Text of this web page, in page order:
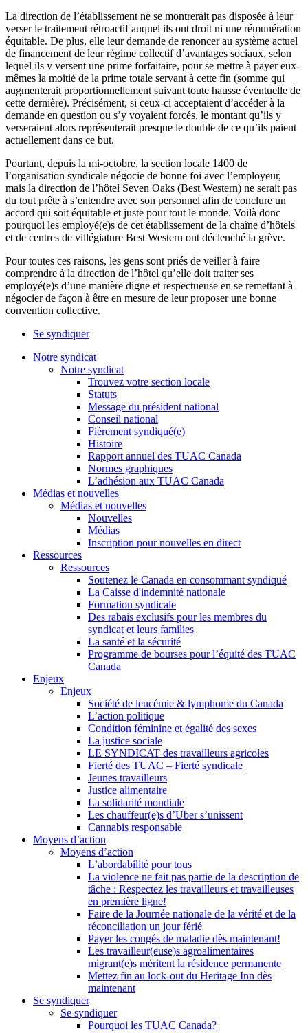
La direction de l’établissement ne se montrerait pas disposée à leur
verser le traitement rétroactif auquel ils ont droit ni une rémunération
équitable. De plus, elle leur demande de renoncer au système actuel
de financement de leur régime collectif d’avantages sociaux, selon
lequel ils y versent une prime forfaitaire, pour se mettre à payer eux-
mêmes la moitié de la prime totale servant à cette fin (somme qui
augmenterait proportionnellement suivant toute hausse éventuelle de
cette dernière). Précisément, si ceux-ci acceptaient d’accéder à la
demande en question ou s’y voyaient forcés, le montant qu’ils y
verseraient alors représenterait presque le double de ce qu’ils paient
actuellement dans ce but.
Pourtant, depuis la mi-octobre, la section locale 1400 de
l’organisation syndicale négocie de bonne foi avec l’employeur,
mais la direction de l’hôtel Seven Oaks (Best Western) ne serait pas
du tout prête à s’entendre avec son personnel afin de conclure un
accord qui soit équitable et juste pour tout le monde. Voilà donc
pourquoi les employé(e)s de cet établissement de la chaîne d’hôtels
et de centres de villégiature Best Western ont déclenché la grève.
Pour toutes ces raisons, les gens sont priés de veiller à faire
comprendre à la direction de l’hôtel qu’elle doit traiter ses
employé(e)s d’une manière digne et respectueuse en se remettant à
négocier de façon à être en mesure de leur proposer une bonne
convention collective.
Se syndiquer
Notre syndicat
Notre syndicat
Trouvez votre section locale
Statuts
Message du président national
Conseil national
Fièrement syndiqué(e)
Histoire
Rapport annuel des TUAC Canada
Normes graphiques
L’adhésion aux TUAC Canada
Médias et nouvelles
Médias et nouvelles
Nouvelles
Médias
Inscription pour nouvelles en direct
Ressources
Ressources
Soutenez le Canada en consommant syndiqué
La Caisse d'indemnité nationale
Formation syndicale
Des rabais exclusifs pour les membres du
syndicat et leurs families
La santé et la sécurité
Programme de bourses pour l’équité des TUAC
Canada
Enjeux
Enjeux
Société de leucémie & lymphome du Canada
L’action politique
Condition féminine et égalité des sexes
La justice sociale
LE SYNDICAT des travailleurs agricoles
Fierté des TUAC – Fierté syndicale
Jeunes travailleurs
Justice alimentaire
La solidarité mondiale
Les chauffeur(e)s d’Uber s’unissent
Cannabis responsable
Moyens d’action
Moyens d’action
L’abordabilité pour tous
La violence ne fait pas partie de la description de
tâche : Respectez les travailleurs et travailleuses
en première ligne!
Faire de la Journée nationale de la vérité et de la
réconciliation un jour férié
Payer les congés de maladie dès maintenant!
Les travailleur(euse)s agroalimentaires
migrant(e)s méritent la résidence permanente
Mettez fin au lock-out du Heritage Inn dès
maintenant
Se syndiquer
Se syndiquer
Pourquoi les TUAC Canada?